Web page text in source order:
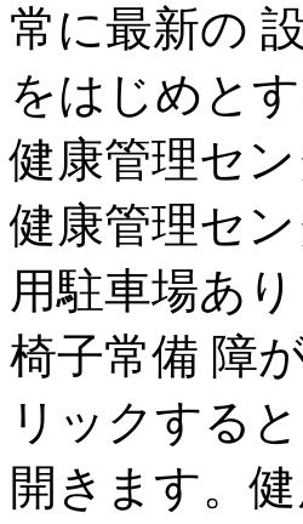
常に最新の
をはじめと
健康管理セ
健康管理セ
用駐車場あ
椅子常備 障
リックする
開きます。